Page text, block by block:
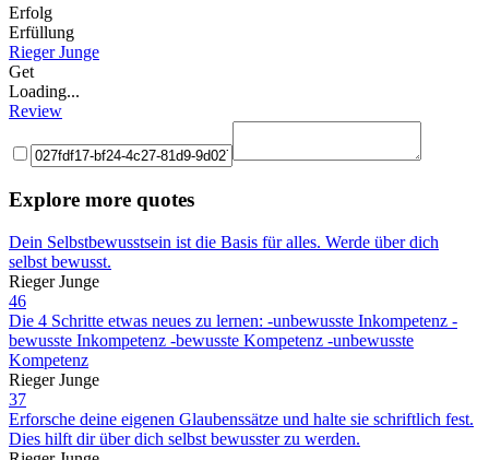
Erfolg
Erfüllung
Rieger Junge
Get
Loading...
Review
Explore more quotes
Dein Selbstbewusstsein ist die Basis für alles. Werde über dich
selbst bewusst.
Rieger Junge
46
Die 4 Schritte etwas neues zu lernen: -unbewusste Inkompetenz -
bewusste Inkompetenz -bewusste Kompetenz -unbewusste
Kompetenz
Rieger Junge
37
Erforsche deine eigenen Glaubenssätze und halte sie schriftlich fest.
Dies hilft dir über dich selbst bewusster zu werden.